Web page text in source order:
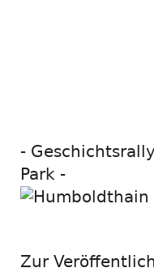
-
Park -
Zur